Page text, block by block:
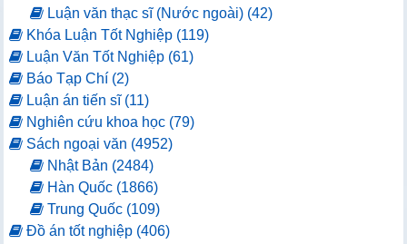
Luận văn thạc sĩ (Nước ngoài) (42)
Khóa Luận Tốt Nghiệp (119)
Luận Văn Tốt Nghiệp (61)
Báo Tạp Chí (2)
Luận án tiến sĩ (11)
Nghiên cứu khoa học (79)
Sách ngoại văn (4952)
Nhật Bản (2484)
Hàn Quốc (1866)
Trung Quốc (109)
Đồ án tốt nghiệp (406)